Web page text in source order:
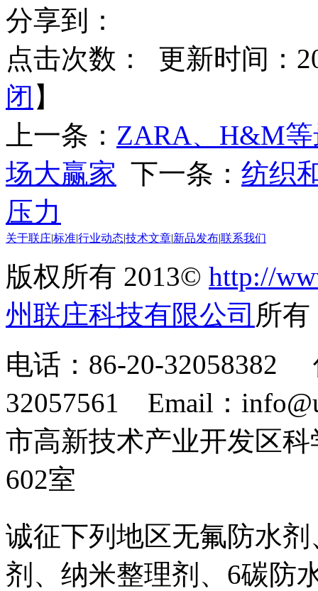
分享到：
点击次数：
更新时间：
闭 】
上一条： ZARA、H&M
场大赢家 下一条： 纺织
压力
关于联庄标准行业动态技术文章 新品发布联系我们
版权所有 2013© http://
州联庄科技有限公司 所
电话：86-20-32058382
32057561 Email：
市高新技术产业开发区
602室
诚征下列地区无氟防水
剂、纳米整理剂、6碳防